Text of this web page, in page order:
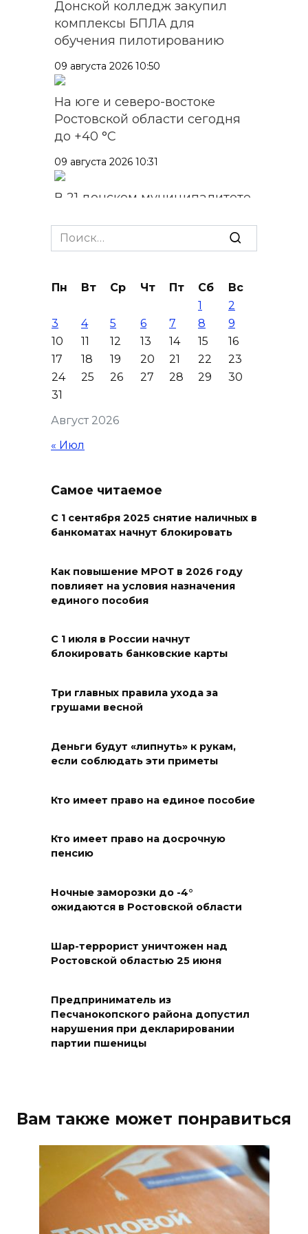
Донской колледж закупил
комплексы БПЛА для
обучения пилотированию
09 августа 2026 10:50
На юге и северо-востоке
Ростовской области сегодня
до +40 °C
09 августа 2026 10:31
В 21 донском муниципалитете
жара
Ураган не обещают: сегодня в
09 августа 2026 07:01
Горел сухостой: в Ростовской
области сбили 30 БПЛА
08 августа 2026 23:10
Пусть съест ребенок капусту,
приметы на 9 августа
предупреждать об угрозе
БПЛА по радио
На Дону обсудили вопросы
медицинской помощи с
участием федеральных
08 августа 2026 17:40
новую модульную котельную
Платовский
Это стало нашей традицией:
бездомных животных
Журналисты «ДОН 24» вышли
на субботник в парке
Островского
нечем: как ростовчане
спасают доходный дом
Рувинского от запустения
08 августа 2026 14:04
В Волгодонске мужчина
Search
for:
Август 2026
Пн Вт Ср Чт Пт Сб
Вс
1
2
3
4 5 6 7 8
9
10
11 12 13 14 15
16
17
18 19 20 21 22
23
24
25 26 27 28 29
30
31
« Июл
Самое читаемое
С 1 сентября 2025 снятие наличных в
банкоматах начнут блокировать
Как повышение МРОТ в 2026 году
повлияет на условия назначения
единого пособия
С 1 июля в России начнут
блокировать банковские карты
Три главных правила ухода за
грушами весной
Деньги будут «липнуть» к рукам,
если соблюдать эти приметы
Кто имеет право на единое пособие
Кто имеет право на досрочную
пенсию
Ночные заморозки до -4°
ожидаются в Ростовской области
Шар-террорист уничтожен над
Ростовской областью 25 июня
Предприниматель из
Песчанокопского района допустил
нарушения при декларировании
партии пшеницы
Вам также может понравиться